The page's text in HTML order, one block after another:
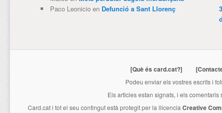
Paco Leonicioen Defunció a Sant Llorenç
[Què és card.cat?]
Podeu enviar els vostres escrits i
Els articles estan signats, i els
Card.cati tot el seu contingut està protegit per la llicencia Creative